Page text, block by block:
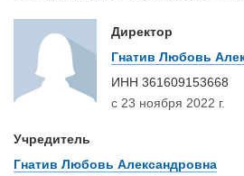
Директор
Гнатив Любовь
ИНН 361609153668
с 23 ноября 2022 г.
Учредитель
Гнатив Любовь Александровна